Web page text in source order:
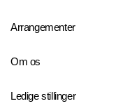
Arrangementer
Om os
Ledige stillinger